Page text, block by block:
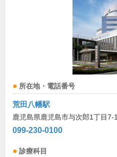
所在地・電話番号
荒田八幡駅
鹿児島県鹿児島市与次郎1丁目7-1
099-230-0100
診療科目